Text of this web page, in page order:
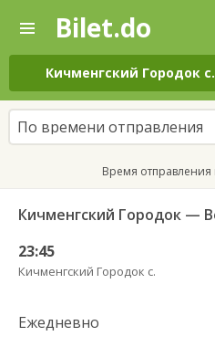
—
Поиск
и
покупка
билетов
на
автобус
онлайн
Bilet.do
Кичменгский Городок с.
По времени отправления
Время
Кичменгский Городок —
23:45
Кичменгский Городок с.
Ежедневно